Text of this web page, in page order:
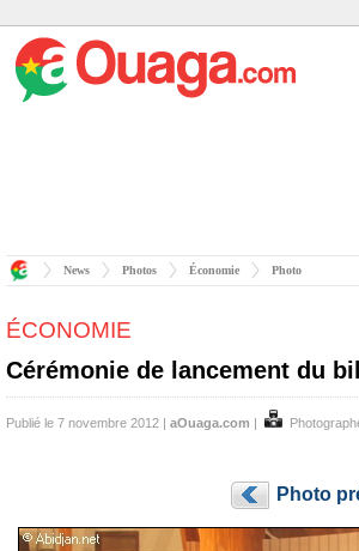
News Photos Économie Photo
ÉCONOMIE
Cérémonie de lancement du
Publié le 7 novembre 2012 | aOuaga.com |
Photo